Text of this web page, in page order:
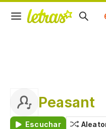
Peasant
Escuchar